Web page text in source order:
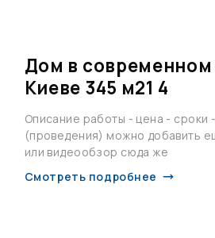
Дом в современном
Киеве 345 м21 4
Описание работы - цена - сроки
(проведения) можно добавить
или видеообзор сюда же
Смотреть подробнее